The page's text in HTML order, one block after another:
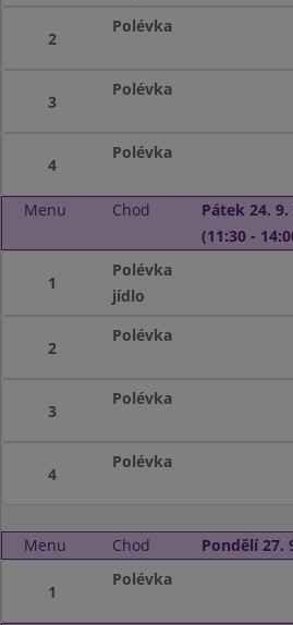
2
Polévka
3
Polévka
4
Polévka
Menu Chod
Pátek 24. 9.
(11:30 -
1
Polévka
jídlo
2
Polévka
3
Polévka
4
Polévka
Menu Chod Pondělí 27.
1
Polévka